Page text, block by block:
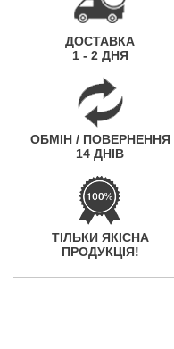
ДОСТАВКА
1 - 2 ДНЯ
ОБМІН / ПОВЕРНЕННЯ
14 ДНІВ
ТІЛЬКИ ЯКІСНА
ПРОДУКЦІЯ!